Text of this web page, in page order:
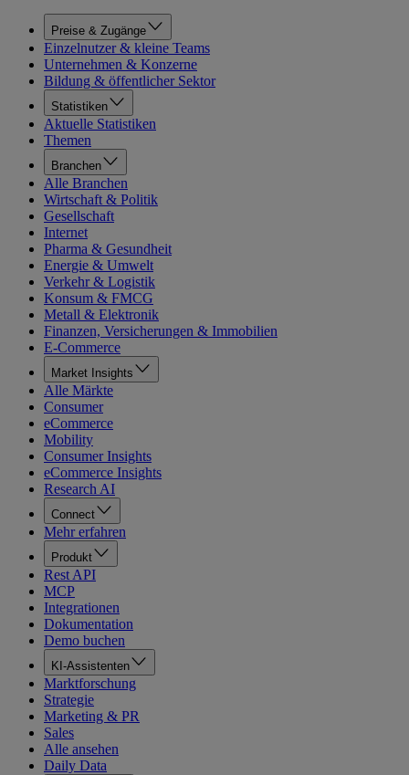
Preise & Zugänge
Einzelnutzer & kleine Teams
Unternehmen & Konzerne
Bildung & öffentlicher Sektor
Statistiken
Aktuelle Statistiken
Themen
Branchen
Alle Branchen
Wirtschaft & Politik
Gesellschaft
Internet
Pharma & Gesundheit
Energie & Umwelt
Verkehr & Logistik
Konsum & FMCG
Metall & Elektronik
Finanzen, Versicherungen & Immobilien
E-Commerce
Market Insights
Alle Märkte
Consumer
eCommerce
Mobility
Consumer Insights
eCommerce Insights
Research AI
Connect
Mehr erfahren
Produkt
Rest API
MCP
Integrationen
Dokumentation
Demo buchen
KI-Assistenten
Marktforschung
Strategie
Marketing & PR
Sales
Alle ansehen
Daily Data